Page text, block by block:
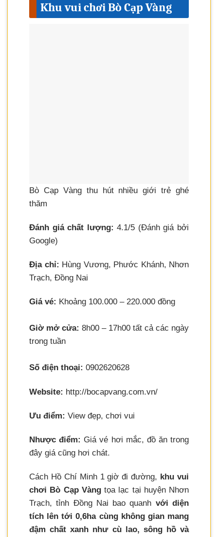
Khu vui chơi Bò Cạp Vàng
Bò Cạp Vàng thu hút nhiều giới trẻ ghé
thăm
Đánh giá chất lượng: 4.1/5 (Đánh giá bởi
Google)
Địa chỉ: Hùng Vương, Phước Khánh, Nhơn
Trạch, Đồng Nai
Giá vé: Khoảng 100.000 – 220.000 đồng
Giờ mở cửa: 8h00 – 17h00 tất cả các ngày
trong tuần
Số điện thoại: 0902620628
Website: http://bocapvang.com.vn/
Ưu điểm: View đẹp, chơi vui
Nhược điểm: Giá vé hơi mắc, đồ ăn trong
đây giá cũng hơi chát.
Cách Hồ Chí Minh 1 giờ đi đường, khu vui
chơi Bò Cạp Vàngtọa lạc tại huyện Nhơn
Trạch, tỉnh Đồng Nai bao quanh với diện
tích lên tới 0,6ha cùng không gian mang
đậm chất xanh như cù lao, sông hồ và